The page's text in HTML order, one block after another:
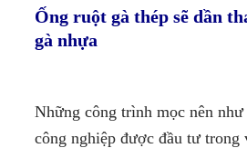
Ống ruột gà thép sẽ dần
gà nhựa
Những công trình mọc nên
công nghiệp được đầu tư trong